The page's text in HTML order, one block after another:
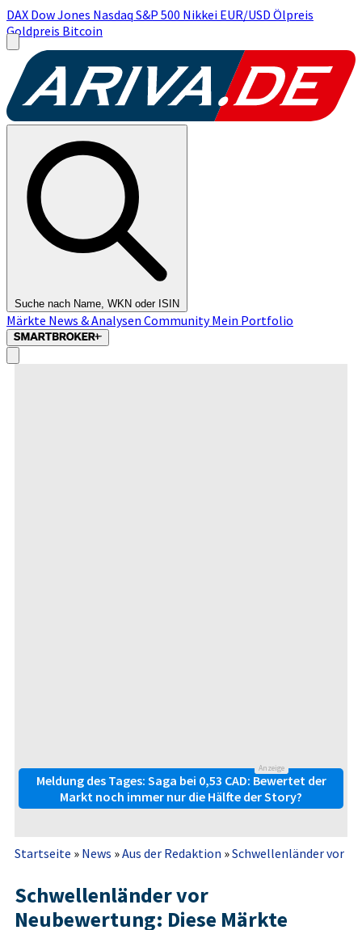
DAX Dow Jones Nasdaq S&P 500 Nikkei EUR/USD Ölpreis
Goldpreis Bitcoin
Suche nach Name, WKN oder ISIN
Märkte News & Analysen CommunityMein Portfolio
Anzeige
Meldung des Tages: Saga bei 0,53 CAD: Bewertet der
Markt noch immer nur die Hälfte der Story?
Startseite » News »Aus der Redaktion »Schwellenländer vor
Schwellenländer vor
Neubewertung: Diese Märkte